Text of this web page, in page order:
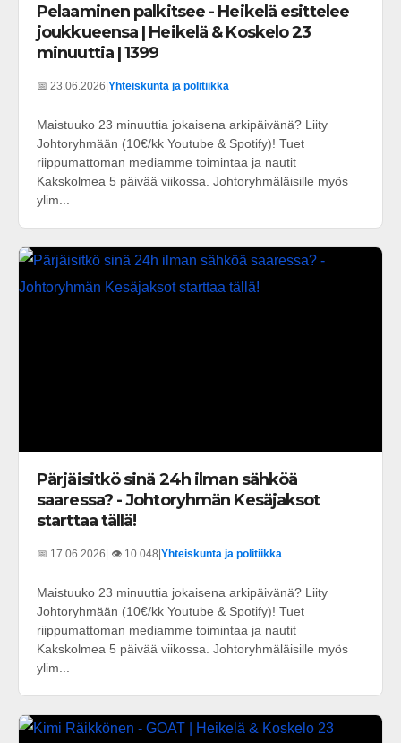
Pelaaminen palkitsee - Heikelä esittelee
joukkueensa | Heikelä & Koskelo 23
minuuttia | 1399
📅 23.06.2026 Yhteiskunta ja politiikka
Maistuuko 23 minuuttia jokaisena arkipäivänä? Liity
Johtoryhmään (10€/kk Youtube & Spotify)! Tuet
riippumattoman mediamme toimintaa ja nautit
Kakskolmea 5 päivää viikossa. Johtoryhmäläisille myös
ylim...
Pärjäisitkö sinä 24h ilman sähköä
saaressa? - Johtoryhmän Kesäjaksot
starttaa tällä!
📅 17.06.2026 | 👁️ 10 048 Yhteiskunta ja politiikka
Maistuuko 23 minuuttia jokaisena arkipäivänä? Liity
Johtoryhmään (10€/kk Youtube & Spotify)! Tuet
riippumattoman mediamme toimintaa ja nautit
Kakskolmea 5 päivää viikossa. Johtoryhmäläisille myös
ylim...